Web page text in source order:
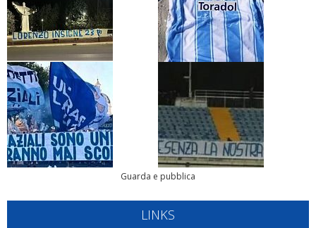
Guarda e pubblica
LINKS